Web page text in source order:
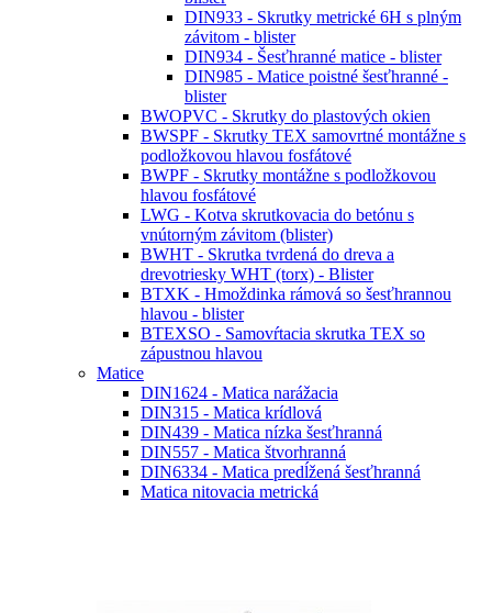
DIN933 - Skrutky metrické 6H s plným
závitom - blister
DIN934 - Šesťhranné matice - blister
DIN985 - Matice poistné šesťhranné -
blister
BWOPVC - Skrutky do plastových okien
BWSPF - Skrutky TEX samovrtné montážne s
podložkovou hlavou fosfátové
BWPF - Skrutky montážne s podložkovou
hlavou fosfátové
LWG - Kotva skrutkovacia do betónu s
vnútorným závitom (blister)
BWHT - Skrutka tvrdená do dreva a
drevotriesky WHT (torx) - Blister
BTXK - Hmoždinka rámová so šesťhrannou
hlavou - blister
BTEXSO - Samovŕtacia skrutka TEX so
zápustnou hlavou
Matice
DIN1624 - Matica narážacia
DIN315 - Matica krídlová
DIN439 - Matica nízka šesťhranná
DIN557 - Matica štvorhranná
DIN6334 - Matica predĺžená šesťhranná
Matica nitovacia metrická